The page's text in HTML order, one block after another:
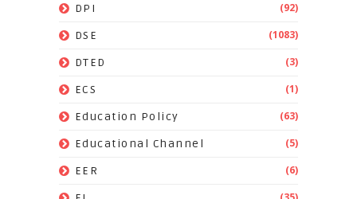
DPI (92)
DSE (1083)
DTED (3)
ECS (1)
Education Policy (63)
Educational Channel (5)
EER (6)